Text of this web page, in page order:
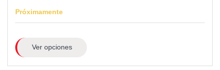
Próximamente
Ver opciones